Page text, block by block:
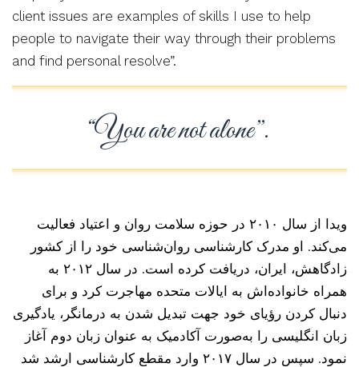
client issues are examples of skills I use to help
people to navigate their way through their problems
and find personal resolve”.
“You are not alone”.
ویدا از سال ۲۰۱۰ در حوزه سلامت روان و اعتیاد فعالیت
می‌کند. او مدرک کارشناسی روان‌شناسی خود را از کشور
زادگاهش، ایران، دریافت کرده است. در سال ۲۰۱۲ به
همراه خانواده‌اش به ایالات متحده مهاجرت کرد و برای
دنبال کردن رؤیای خود جهت تبدیل شدن به درمانگر، یادگیری
زبان انگلیسی را به‌صورت آکادمیک به عنوان زبان دوم آغاز
نمود. سپس در سال ۲۰۱۷ وارد مقطع کارشناسی ارشد شد